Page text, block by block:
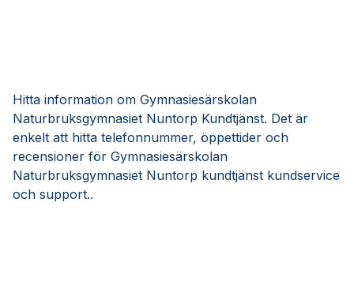
Hitta information om Gymnasiesärskolan
Naturbruksgymnasiet Nuntorp Kundtjänst. Det är
enkelt att hitta telefonnummer, öppettider och
recensioner för Gymnasiesärskolan
Naturbruksgymnasiet Nuntorp kundtjänst kundservice
och support..